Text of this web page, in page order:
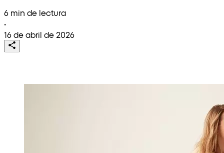
6 min de lectura
•
16 de abril de 2026